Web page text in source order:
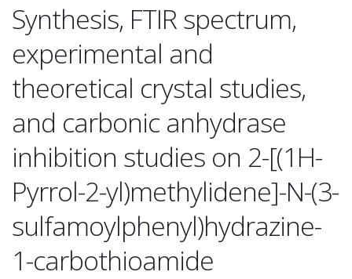
Synthesis, FTIR spectrum,
experimental and
theoretical crystal studies,
and carbonic anhydrase
inhibition studies on 2-[(1H-
Pyrrol-2-yl)methylidene]-N-(3-
sulfamoylphenyl)hydrazine-
1-carbothioamide